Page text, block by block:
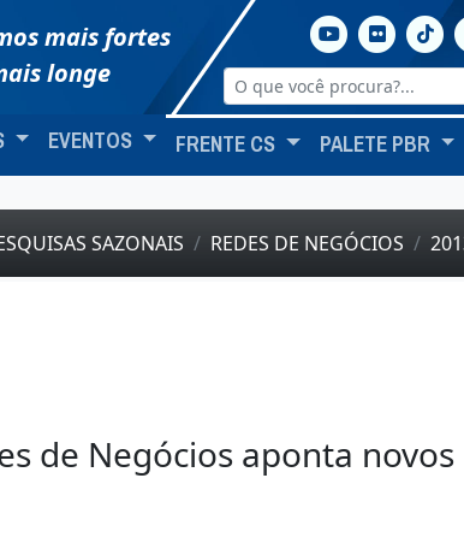
mais fortes
longe
EVENTOS FRENTE CS PALETE PBR
SAZONAIS REDES DE NEGÓCIOS
de Negócios aponta